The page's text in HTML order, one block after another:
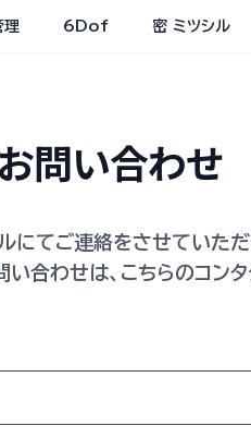
理 6Dof 密 ミツシル
お問い合わせ
にてご連絡をさせていただ
合わせは、こちらのコン